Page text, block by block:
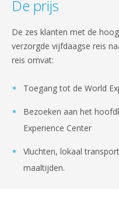
De prijs
De zes klanten met de
verzorgde vijfdaagse reis
reis omvat:
Toegang tot de World
Bezoeken aan het
Experience Center
Vluchten, lokaal
maaltijden.